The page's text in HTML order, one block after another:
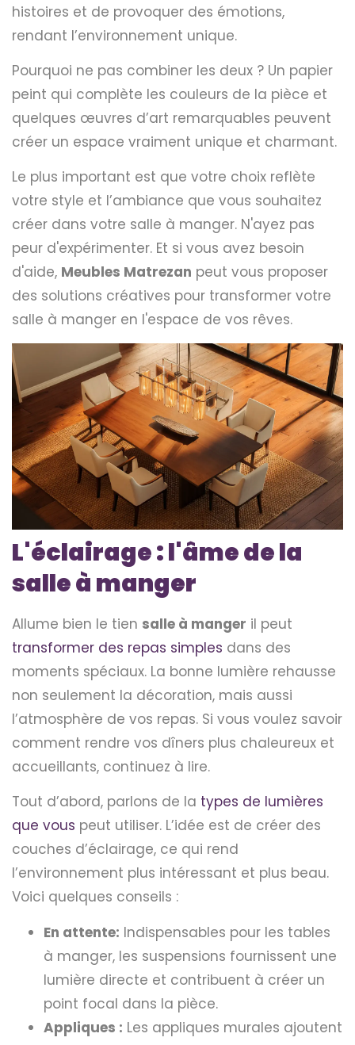
histoires et de provoquer des émotions,
rendant l’environnement unique.
Pourquoi ne pas combiner les deux ? Un papier
peint qui complète les couleurs de la pièce et
quelques œuvres d’art remarquables peuvent
créer un espace vraiment unique et charmant.
Le plus important est que votre choix reflète
votre style et l’ambiance que vous souhaitez
créer dans votre salle à manger. N'ayez pas
peur d'expérimenter. Et si vous avez besoin
d'aide, Meubles Matrezan peut vous proposer
des solutions créatives pour transformer votre
salle à manger en l'espace de vos rêves.
L'éclairage : l'âme de la
salle à manger
Allume bien le tien salle à manger il peut
transformer des repas simples dans des
moments spéciaux. La bonne lumière rehausse
non seulement la décoration, mais aussi
l’atmosphère de vos repas. Si vous voulez savoir
comment rendre vos dîners plus chaleureux et
accueillants, continuez à lire.
Tout d’abord, parlons de la types de lumières
que vous peut utiliser. L’idée est de créer des
couches d’éclairage, ce qui rend
l’environnement plus intéressant et plus beau.
Voici quelques conseils :
En attente: Indispensables pour les tables
à manger, les suspensions fournissent une
lumière directe et contribuent à créer un
point focal dans la pièce.
Appliques : Les appliques murales ajoutent